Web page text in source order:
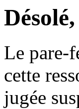
Le pare-
cette
jugée